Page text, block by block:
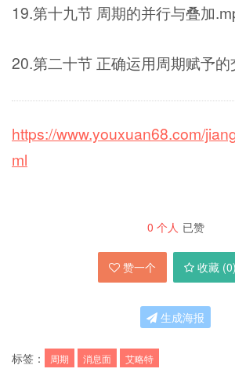
19.第十九节 周期的并行与叠加
20.第二十节 正确运用周期赋予
https://www.youxuan68.com/
ml
0 个人 已赞
赞一个 收藏 (0)
生成海报
标签： 周期 消息面 艾略特